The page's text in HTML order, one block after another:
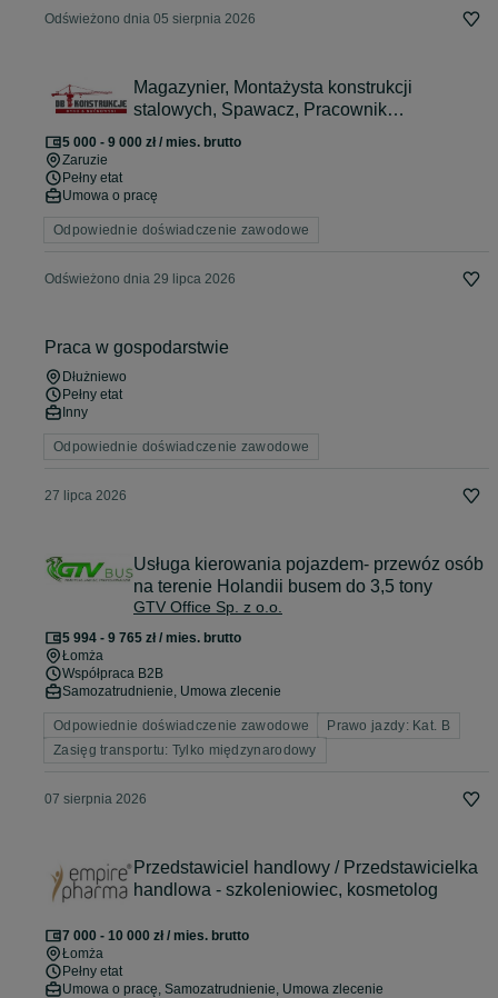
Odświeżono dnia 05 sierpnia 2026
Magazynier, Montażysta konstrukcji
stalowych, Spawacz, Pracownik
5 000 - 9 000 zł / mies. brutto
Zaruzie
Pełny etat
Umowa o pracę
Odpowiednie doświadczenie zawodowe
Odświeżono dnia 29 lipca 2026
Praca w gospodarstwie
Dłużniewo
Pełny etat
Inny
Odpowiednie doświadczenie zawodowe
27 lipca 2026
Usługa kierowania pojazdem- przewóz osób
na terenie Holandii busem do 3,5 tony
GTV Office Sp. z o.o.
5 994 - 9 765 zł / mies. brutto
Łomża
Współpraca B2B
Samozatrudnienie, Umowa zlecenie
Odpowiednie doświadczenie zawodowe
Prawo jazdy: Kat. B
Zasięg transportu: Tylko międzynarodowy
07 sierpnia 2026
Przedstawiciel handlowy / Przedstawicielka
handlowa - szkoleniowiec, kosmetolog
7 000 - 10 000 zł / mies. brutto
Łomża
Pełny etat
Umowa o pracę, Samozatrudnienie, Umowa zlecenie